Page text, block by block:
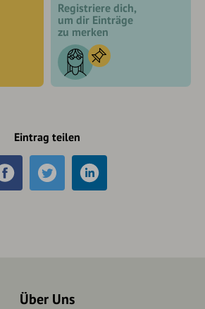
Registriere dich,
um dir Einträge
zu merken
Eintrag teilen
Über Uns